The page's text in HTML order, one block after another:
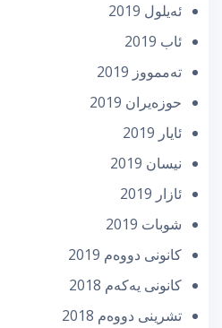
ئه‌یلول 2019
ئاب 2019
تەممووز 2019
حوزه‌یران 2019
ئایار 2019
نیسان 2019
ئازار 2019
شوبات 2019
كانونی دووه‌م 2019
كانونی یه‌كه‌م 2018
تشرینی دووه‌م 2018